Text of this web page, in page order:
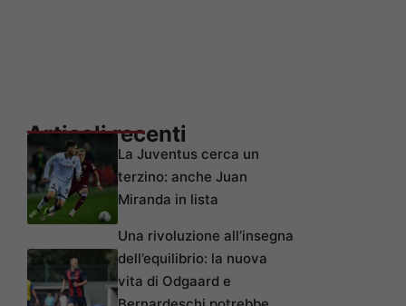
Articoli recenti
La Juventus cerca un
terzino: anche Juan
Miranda in lista
Una rivoluzione all’insegna
dell’equilibrio: la nuova
vita di Odgaard e